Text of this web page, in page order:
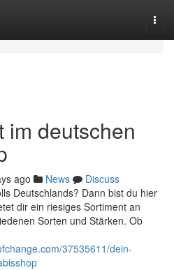
im deutschen
ago News
Discuss
Deutschlands? Dann bist du hier
dir ein riesiges Sortiment an
Sorten und Stärken. Ob
37535611/dein-